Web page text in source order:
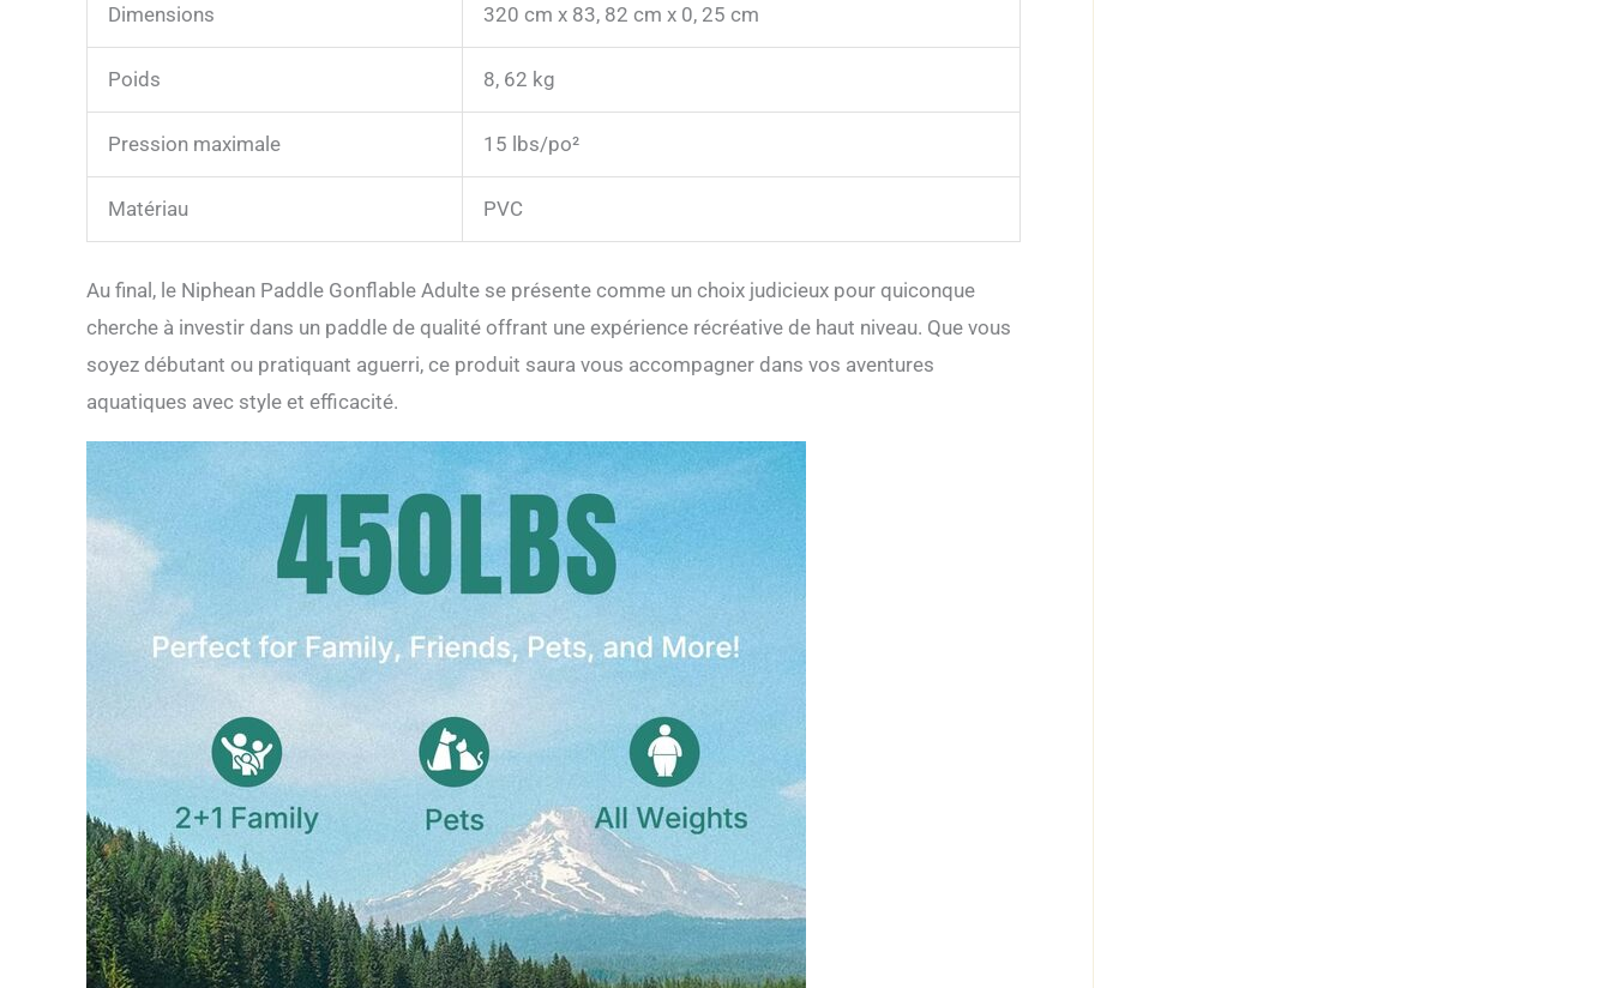
Dimensions 320 cm x 83, 82 cm x 0, 25 cm
Poids 8, 62 kg
Pression maximale 15 lbs/po²
Matériau PVC
Au final, le Niphean Paddle Gonflable Adulte se présente comme un choix judicieux pour quiconque
cherche à investir dans un paddle de qualité offrant une expérience récréative de haut niveau. Que vous
soyez débutant ou pratiquant aguerri, ce produit saura vous accompagner dans vos aventures
aquatiques avec style et efficacité.